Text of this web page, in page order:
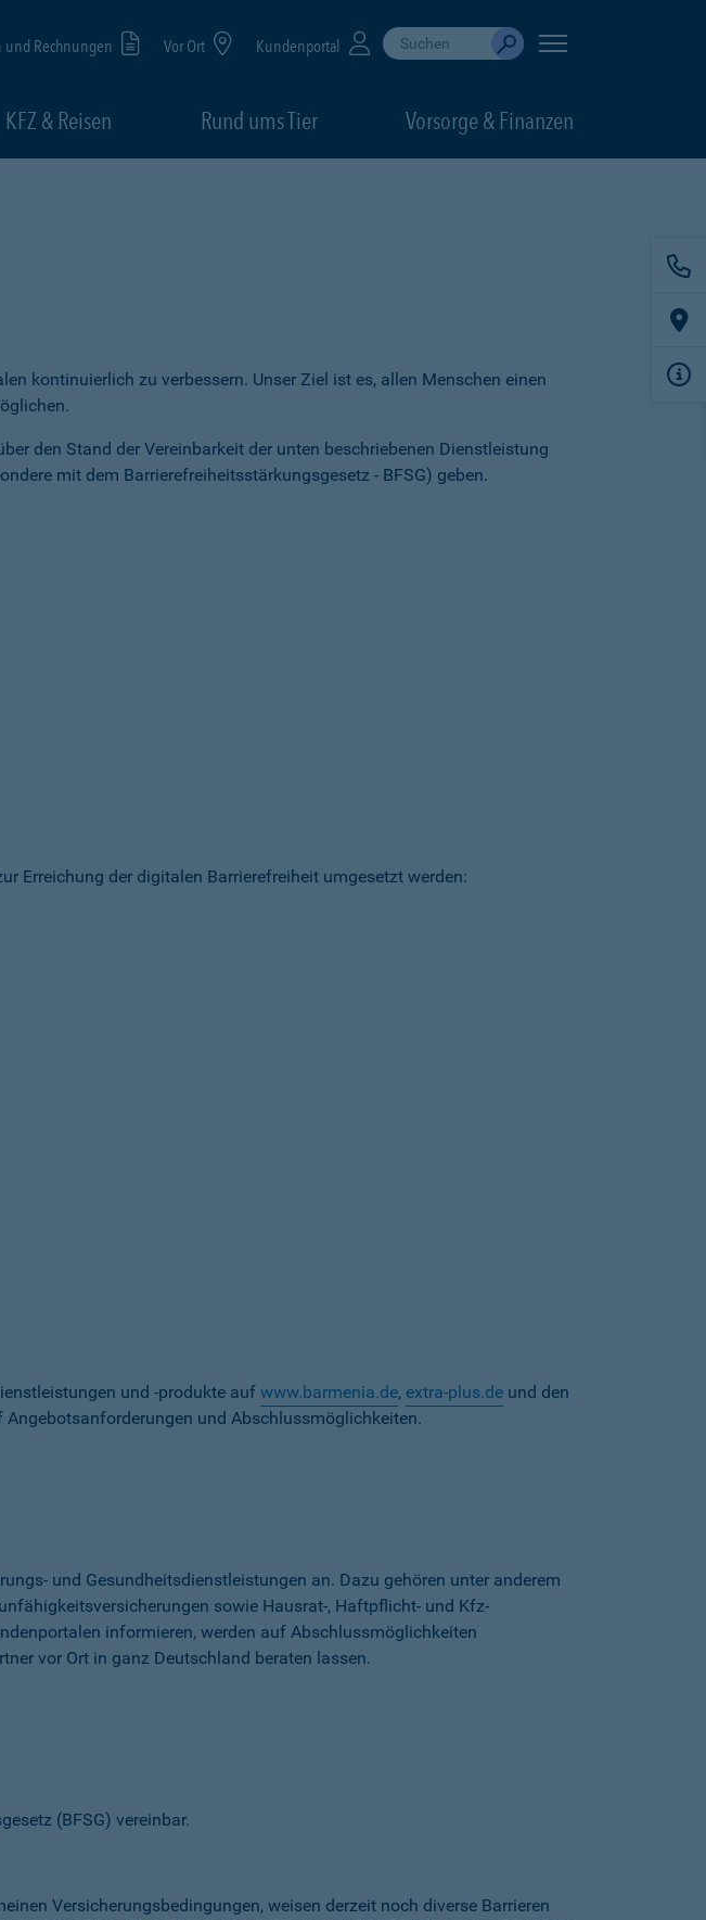
und Rechnungen Vor Ort Kundenportal Suche durchführen
When autocomplete results are available, use
Absenden
KFZ & Reisen Rund ums Tier Vorsorge & Finanzen
kontinuierlich zu verbessern. Unser Ziel ist es, allen Menschen einen
den Stand der Vereinbarkeit der unten beschriebenen Dienstleistung
mit dem Barrierefreiheitsstärkungsgesetz - BFSG) geben.
Erreichung der digitalen Barrierefreiheit umgesetzt werden:
und -produkte auf www.barmenia.de, extra-plus.de und den
und Abschlussmöglichkeiten.
und Gesundheitsdienstleistungen an. Dazu gehören unter anderem
sowie Hausrat-, Haftpflicht- und Kfz-
informieren, werden auf Abschlussmöglichkeiten
vor Ort in ganz Deutschland beraten lassen.
(BFSG) vereinbar.
Versicherungsbedingungen, weisen derzeit noch diverse Barrieren